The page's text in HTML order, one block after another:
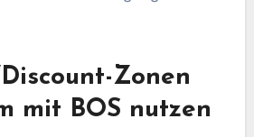
Zonen
mit BOS nutzen